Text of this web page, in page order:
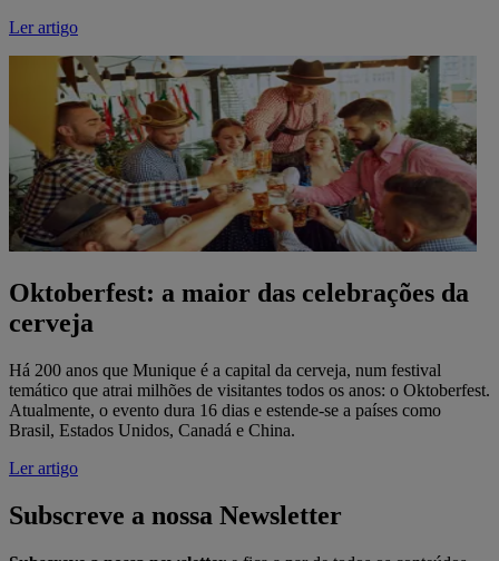
Ler artigo
Oktoberfest: a maior das celebrações da
cerveja
Há 200 anos que Munique é a capital da cerveja, num festival
temático que atrai milhões de visitantes todos os anos: o Oktoberfest.
Atualmente, o evento dura 16 dias e estende-se a países como
Brasil, Estados Unidos, Canadá e China.
Ler artigo
Subscreve a nossa Newsletter